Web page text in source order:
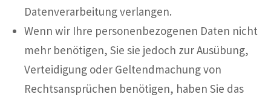
Datenverarbeitung verlangen.
Wenn wir Ihre personenbezogenen Daten nicht
mehr benötigen, Sie sie jedoch zur Ausübung,
Verteidigung oder Geltendmachung von
Rechtsansprüchen benötigen, haben Sie das